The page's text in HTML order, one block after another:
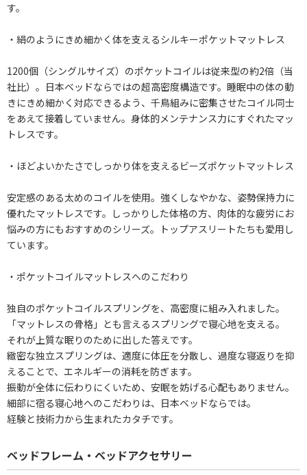
す。
・絹のようにきめ細かく体を支えるシルキーポケットマットレス
1200個（シングルサイズ）のポケットコイルは従来型の約2倍（当
社比）。日本ベッドならではの超高密度構造です。睡眠中の体の動
きにきめ細かく対応できるよう、千鳥組みに密集させたコイル同士
をあえて接着していません。身体的メンテナンス力にすぐれたマッ
トレスです。
・ほどよいかたさでしっかり体を支えるビーズポケットマットレス
安定感のある太めのコイルを使用。強くしなやかな、姿勢保持力に
優れたマットレスです。しっかりした体格の方、肉体的な疲労にお
悩みの方にもおすすめのシリーズ。トップアスリートたちも愛用し
ています。
・ポケットコイルマットレスへのこだわり
独自のポケットコイルスプリングを、高密度に組み入れました。
「マットレスの骨格」とも言えるスプリングで寝心地を支える。
それが上質な眠りのために出した答えです。
緻密な独立スプリングは、適度に体圧を分散し、過度な寝返りを抑
えることで、エネルギーの消耗を防ぎます。
振動が全体に伝わりにくいため、安眠を妨げる心配もありません。
細部に宿る寝心地へのこだわりは、日本ベッドならでは。
経験と技術力から生まれたカタチです。
ベッドフレーム・ベッドアクセサリー